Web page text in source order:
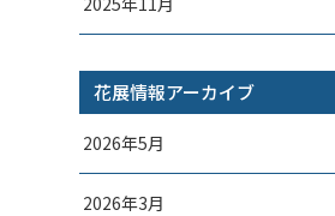
花展情報アーカイブ
2026年5月
2026年3月